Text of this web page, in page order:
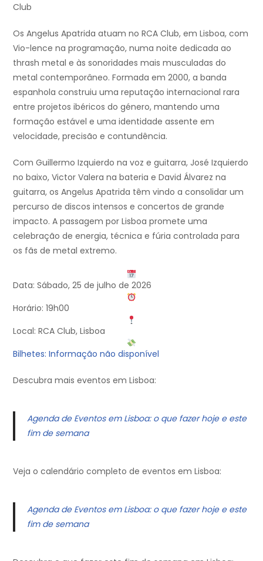
Club
Os Angelus Apatrida atuam no RCA Club, em Lisboa, com
Vio-lence na programação, numa noite dedicada ao
thrash metal e às sonoridades mais musculadas do
metal contemporâneo. Formada em 2000, a banda
espanhola construiu uma reputação internacional rara
entre projetos ibéricos do género, mantendo uma
formação estável e uma identidade assente em
velocidade, precisão e contundência.
Com Guillermo Izquierdo na voz e guitarra, José Izquierdo
no baixo, Victor Valera na bateria e David Álvarez na
guitarra, os Angelus Apatrida têm vindo a consolidar um
percurso de discos intensos e concertos de grande
impacto. A passagem por Lisboa promete uma
celebração de energia, técnica e fúria controlada para
os fãs de metal extremo.
Data: Sábado, 25 de julho de 2026
Horário: 19h00
Local: RCA Club, Lisboa
Bilhetes: Informação não disponível
Descubra mais eventos em Lisboa:
Agenda de Eventos em Lisboa: o que fazer hoje e este
fim de semana
Veja o calendário completo de eventos em Lisboa:
Agenda de Eventos em Lisboa: o que fazer hoje e este
fim de semana